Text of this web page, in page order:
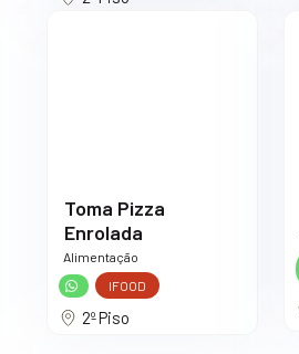
Toma Pizza
Enrolada
Alimentação
IFOOD
2º Piso